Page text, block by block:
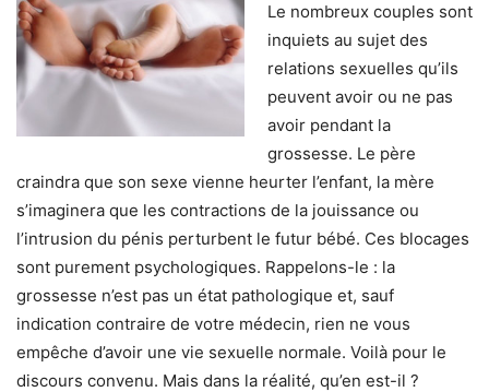
Le nombreux couples sont
inquiets au sujet des
relations sexuelles qu’ils
peuvent avoir ou ne pas
avoir pendant la
grossesse. Le père
craindra que son sexe vienne heurter l’enfant, la mère
s’imaginera que les contractions de la jouissance ou
l’intrusion du pénis perturbent le futur bébé. Ces blocages
sont purement psychologiques. Rappelons-le : la
grossesse n’est pas un état pathologique et, sauf
indication contraire de votre médecin, rien ne vous
empêche d’avoir une vie sexuelle normale. Voilà pour le
discours convenu. Mais dans la réalité, qu’en est-il ?